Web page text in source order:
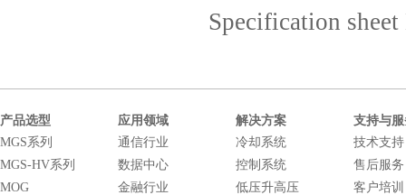
Specification
产品选型 应用领域 解决方案
支持与
MGS系列
MGS-HV系列
MOG
通信行业
数据中心
金融行业
冷却系统
控制系统
低压升高压
技术支持
售后服务
客户培训